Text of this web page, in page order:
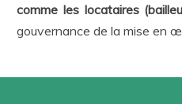
comme les locataires
gouvernance de la mise en